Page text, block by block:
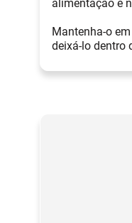
alimentação e
Mantenha-o
deixá-lo dentro